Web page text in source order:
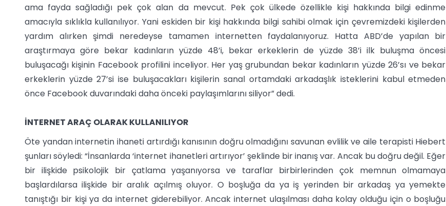
ama fayda sağladığı pek çok alan da mevcut. Pek çok ülkede özellikle kişi hakkında bilgi edinme
amacıyla sıklıkla kullanılıyor. Yani eskiden bir kişi hakkında bilgi sahibi olmak için çevremizdeki kişilerden
yardım alırken şimdi neredeyse tamamen internetten faydalanıyoruz. Hatta ABD’de yapılan bir
araştırmaya göre bekar kadınların yüzde 48’i, bekar erkeklerin de yüzde 38’i ilk buluşma öncesi
buluşacağı kişinin Facebook profilini inceliyor. Her yaş grubundan bekar kadınların yüzde 26’sı ve bekar
erkeklerin yüzde 27’si ise buluşacakları kişilerin sanal ortamdaki arkadaşlık isteklerini kabul etmeden
önce Facebook duvarındaki daha önceki paylaşımlarını siliyor” dedi.
İNTERNET ARAÇ OLARAK KULLANILIYOR
Öte yandan internetin ihaneti artırdığı kanısının doğru olmadığını savunan evlilik ve aile terapisti Hiebert
şunları söyledi: “İnsanlarda ‘internet ihanetleri artırıyor’ şeklinde bir inanış var. Ancak bu doğru değil. Eğer
bir ilişkide psikolojik bir çatlama yaşanıyorsa ve taraflar birbirlerinden çok memnun olmamaya
başlardılarsa ilişkide bir aralık açılmış oluyor. O boşluğa da ya iş yerinden bir arkadaş ya yemekte
tanıştığı bir kişi ya da internet giderebiliyor. Ancak internet ulaşılması daha kolay olduğu için o boşluğu